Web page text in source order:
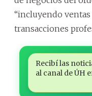
“incluyendo
transacciones
Recibí las
al canal de ÚH